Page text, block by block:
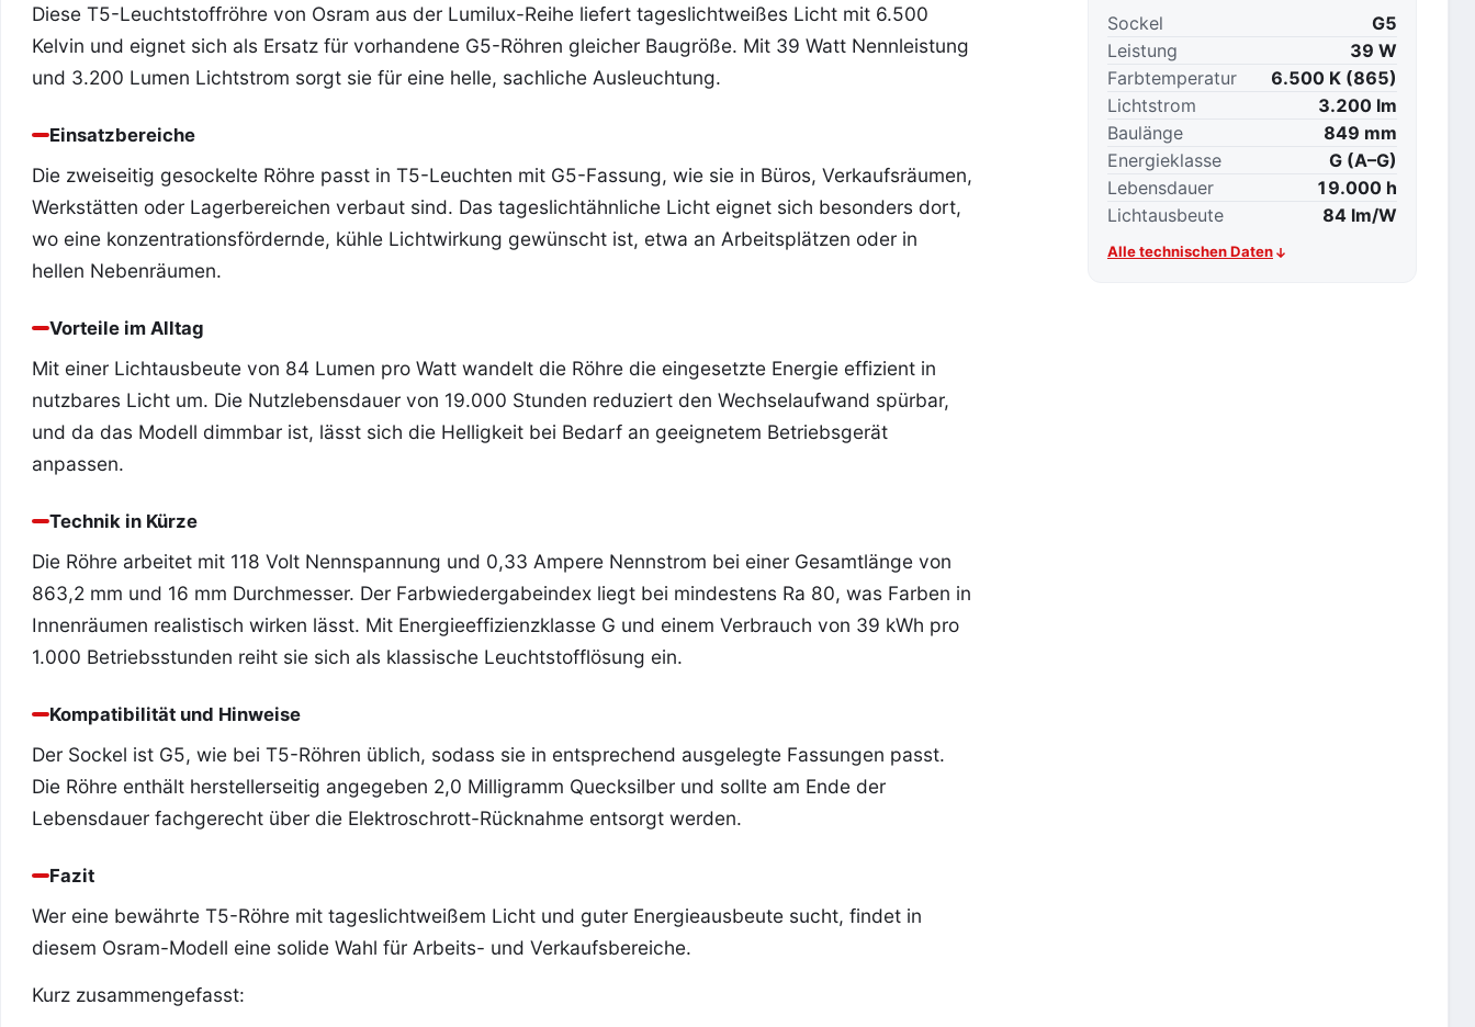
Diese T5-Leuchtstoffröhre von Osram aus der Lumilux-Reihe liefert tageslichtweißes Licht mit 6.500
Kelvin und eignet sich als Ersatz für vorhandene G5-Röhren gleicher Baugröße. Mit 39 Watt Nennleistung
und 3.200 Lumen Lichtstrom sorgt sie für eine helle, sachliche Ausleuchtung.
Einsatzbereiche
Die zweiseitig gesockelte Röhre passt in T5-Leuchten mit G5-Fassung, wie sie in Büros, Verkaufsräumen,
Werkstätten oder Lagerbereichen verbaut sind. Das tageslichtähnliche Licht eignet sich besonders dort,
wo eine konzentrationsfördernde, kühle Lichtwirkung gewünscht ist, etwa an Arbeitsplätzen oder in
hellen Nebenräumen.
Vorteile im Alltag
Mit einer Lichtausbeute von 84 Lumen pro Watt wandelt die Röhre die eingesetzte Energie effizient in
nutzbares Licht um. Die Nutzlebensdauer von 19.000 Stunden reduziert den Wechselaufwand spürbar,
und da das Modell dimmbar ist, lässt sich die Helligkeit bei Bedarf an geeignetem Betriebsgerät
anpassen.
Technik in Kürze
Die Röhre arbeitet mit 118 Volt Nennspannung und 0,33 Ampere Nennstrom bei einer Gesamtlänge von
863,2 mm und 16 mm Durchmesser. Der Farbwiedergabeindex liegt bei mindestens Ra 80, was Farben in
Innenräumen realistisch wirken lässt. Mit Energieeffizienzklasse G und einem Verbrauch von 39 kWh pro
1.000 Betriebsstunden reiht sie sich als klassische Leuchtstofflösung ein.
Kompatibilität und Hinweise
Der Sockel ist G5, wie bei T5-Röhren üblich, sodass sie in entsprechend ausgelegte Fassungen passt.
Die Röhre enthält herstellerseitig angegeben 2,0 Milligramm Quecksilber und sollte am Ende der
Lebensdauer fachgerecht über die Elektroschrott-Rücknahme entsorgt werden.
Fazit
Wer eine bewährte T5-Röhre mit tageslichtweißem Licht und guter Energieausbeute sucht, findet in
diesem Osram-Modell eine solide Wahl für Arbeits- und Verkaufsbereiche.
Kurz zusammengefasst:
Sockel
G5
Leistung
39 W
Farbtemperatur
6.500 K (865)
Lichtstrom
3.200 lm
Baulänge
849 mm
Energieklasse
G (A–G)
Lebensdauer
19.000 h
Lichtausbeute
84 lm/W
Alle technischen Daten